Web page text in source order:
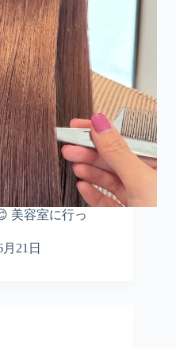
美容室に行っ
21日